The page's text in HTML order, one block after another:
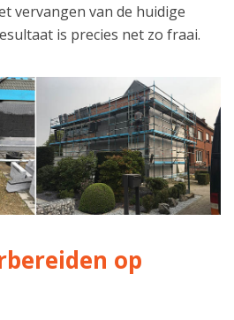
vervangen van de huidige
is precies net zo fraai.
op